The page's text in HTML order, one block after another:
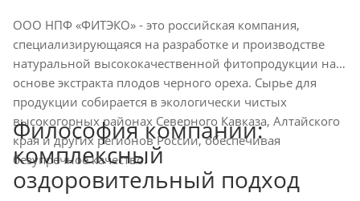
ООО НПФ «ФИТЭКО» - это российская компания,
специализирующаяся на разработке и производстве
натуральной высококачественной фитопродукции на
основе экстракта плодов черного ореха. Сырье для
продукции собирается в экологически чистых
высокогорных районах Северного Кавказа, Алтайского
края и других регионов России, обеспечивая
безупречное качество.
Философия компании:
комплексный
оздоровительный подход